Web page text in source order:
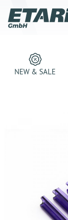
NEW & SALE